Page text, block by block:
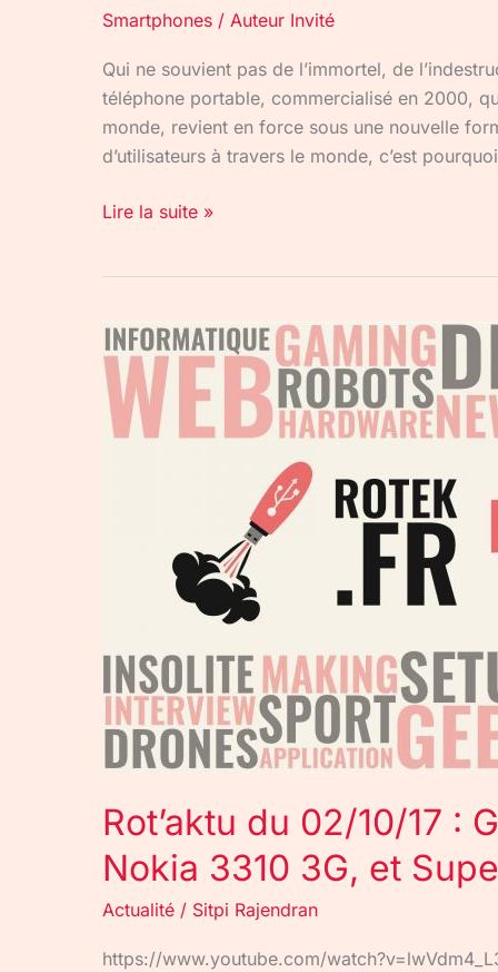
Smartphones / Auteur Invité
Qui ne souvient pas de l’immortel, de
téléphone portable, commercialisé en 2000,
monde, revient en force sous une nouvelle
d’utilisateurs à travers le monde, c’est
Lire la suite »
Rot’aktu du 02/10/17 :
Nokia 3310 3G, et
Actualité / Sitpi Rajendran
https://www.youtube.com/
Rot’aktu
du
02/10/17
3G,
Super
Mario
Run